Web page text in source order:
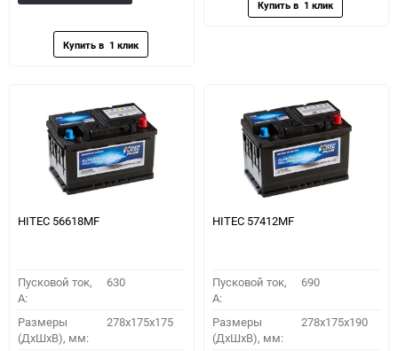
HITEC 56618MF
Пусковой ток,
A:
630
Размеры
(ДхШхВ), мм:
278x175x175
HITEC 57412MF
Пусковой ток,
A:
690
Размеры
(ДхШхВ), мм:
278x175x190